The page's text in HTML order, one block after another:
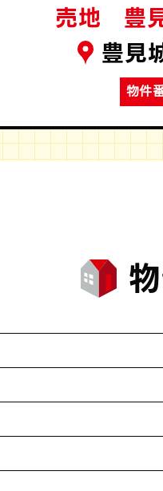
売地 豊
豊見
物件